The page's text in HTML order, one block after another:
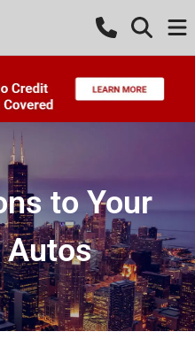
to Your
Autos